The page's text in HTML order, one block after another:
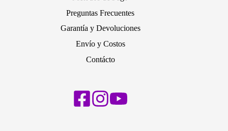
Preguntas Frecuentes
Garantía y Devoluciones
Envío y Costos
Contácto